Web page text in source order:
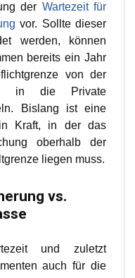
der Wartezeit für
vor. Sollte dieser
werden, können
bereits ein Jahr
von der
in die Private
Bislang ist eine
Kraft, in der das
oberhalb der
liegen muss.
vs.
und zuletzt
auch für die